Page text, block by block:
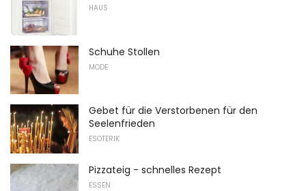
HAUS
Schuhe Stollen
MODE
Gebet für die Verstorbenen für den
Seelenfrieden
ESOTERIK
Pizzateig - schnelles Rezept
ESSEN